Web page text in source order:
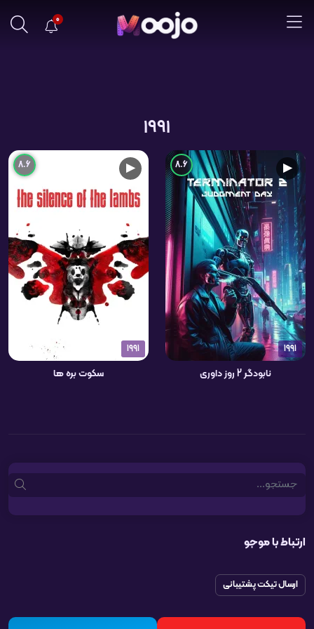
0
1991
1991
▶
8.6
نابودگر 2 روز داوری
1991
▶
8.6
سکوت بره ها
Search
ارتباط با موجو
ارسال تیکت پشتیبانی